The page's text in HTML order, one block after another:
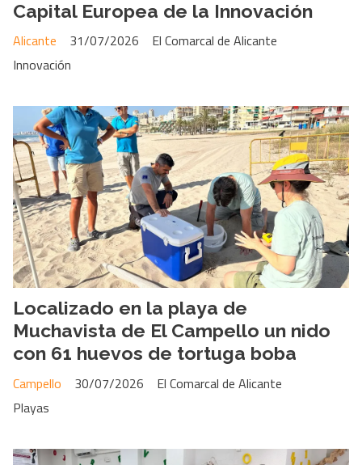
Capital Europea de la Innovación
El Comarcal de Alicante
Alicante
31/07/2026
Innovación
Localizado en la playa de
Muchavista de El Campello un nido
con 61 huevos de tortuga boba
El Comarcal de Alicante
Campello
30/07/2026
Playas